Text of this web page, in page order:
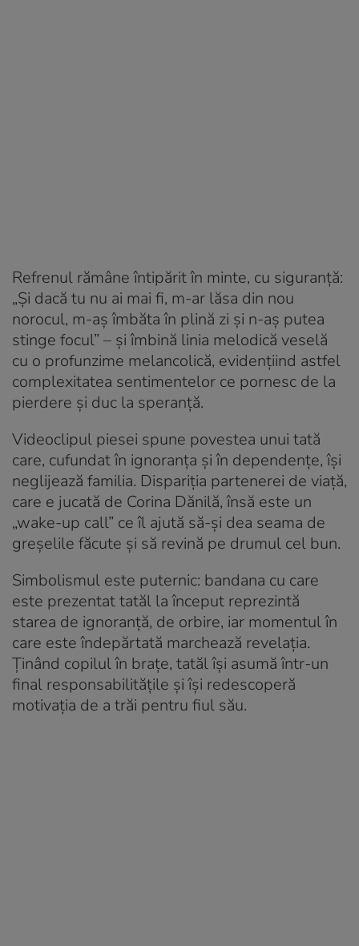
Refrenul rămâne întipărit în minte, cu siguranță:
„Și dacă tu nu ai mai fi, m-ar lăsa din nou
norocul, m-aș îmbăta în plină zi și n-aș putea
stinge focul” – și îmbină linia melodică veselă
cu o profunzime melancolică, evidențiind astfel
complexitatea sentimentelor ce pornesc de la
pierdere și duc la speranță.
Videoclipul piesei spune povestea unui tată
care, cufundat în ignoranța și în dependențe, își
neglijează familia. Dispariția partenerei de viață,
care e jucată de Corina Dănilă, însă este un
„wake-up call” ce îl ajută să-și dea seama de
greșelile făcute și să revină pe drumul cel bun.
Simbolismul este puternic: bandana cu care
este prezentat tatăl la început reprezintă
starea de ignoranță, de orbire, iar momentul în
care este îndepărtată marchează revelația.
Ținând copilul în brațe, tatăl își asumă într-un
final responsabilitățile și își redescoperă
motivația de a trăi pentru fiul său.